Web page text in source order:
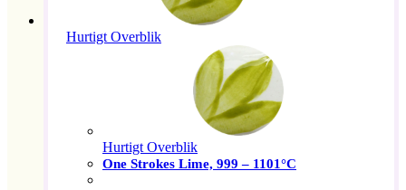
Hurtigt Overblik
Hurtigt Overblik
One Strokes Lime, 999 – 1101°C